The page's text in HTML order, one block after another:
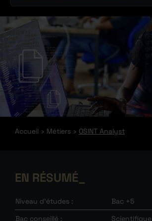
Accueil Métiers OSINT Analyst
EN RÉSUMÉ
Niveau d’études :
Bac +5
Bac conseillé :
Scientifique